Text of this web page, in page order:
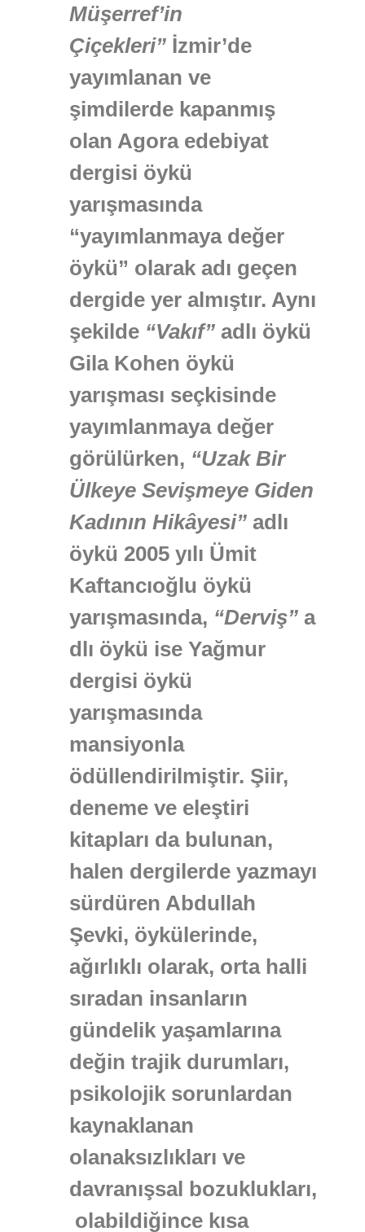
Müşerref’in
Çiçekleri” İzmir’de
yayımlanan ve
şimdilerde kapanmış
olan Agora edebiyat
dergisi öykü
yarışmasında
“yayımlanmaya değer
öykü” olarak adı geçen
dergide yer almıştır. Aynı
şekilde “Vakıf” adlı öykü
Gila Kohen öykü
yarışması seçkisinde
yayımlanmaya değer
görülürken, “Uzak Bir
Ülkeye Sevişmeye Giden
Kadının Hikâyesi” adlı
öykü 2005 yılı Ümit
Kaftancıoğlu öykü
yarışmasında, “Derviş” a
dlı öykü ise Yağmur
dergisi öykü
yarışmasında
mansiyonla
ödüllendirilmiştir. Şiir,
deneme ve eleştiri
kitapları da bulunan,
halen dergilerde yazmayı
sürdüren Abdullah
Şevki, öykülerinde,
ağırlıklı olarak, orta halli
sıradan insanların
gündelik yaşamlarına
değin trajik durumları,
psikolojik sorunlardan
kaynaklanan
olanaksızlıkları ve
davranışsal bozuklukları,
olabildiğince kısa